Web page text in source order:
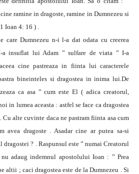
ramine in dragoste, ramine in Dumnezeu si
Ioan 4: 16 ) .
care Dumnezeu n-i l-a dat odata cu creerea
a insuflat lui Adam ” sulfare de viata ” I-a
cine pastreaza in fiinta lui caracterele
bineinteles si dragostea in inima lui.De
ca asa ” cum este El ( adica creatorul,
in lumea aceasta : astfel se face ca dragostea
alte cuvinte daca ne pastram fiinta asa cum
avea dragoste . Asadar cine ar putea sa-si
dragostei ? . Raspunsul este ” numai Creatorul
adaug indemnul apostolului Ioan : ” Prea
altii ; caci dragostea este de la Dumnezeu . Si